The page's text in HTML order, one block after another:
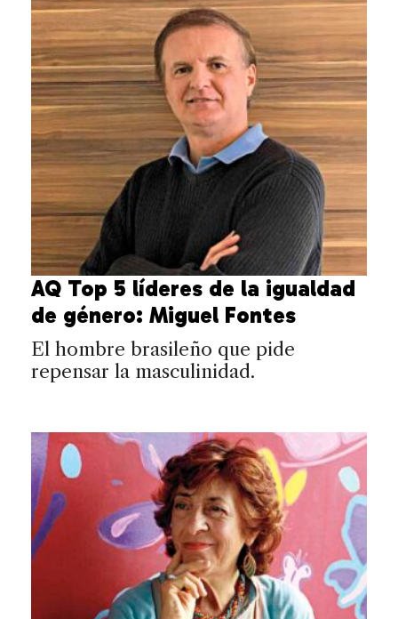
AQ Top 5 líderes de la igualdad
de género: Miguel Fontes
El hombre brasileño que pide
repensar la masculinidad.